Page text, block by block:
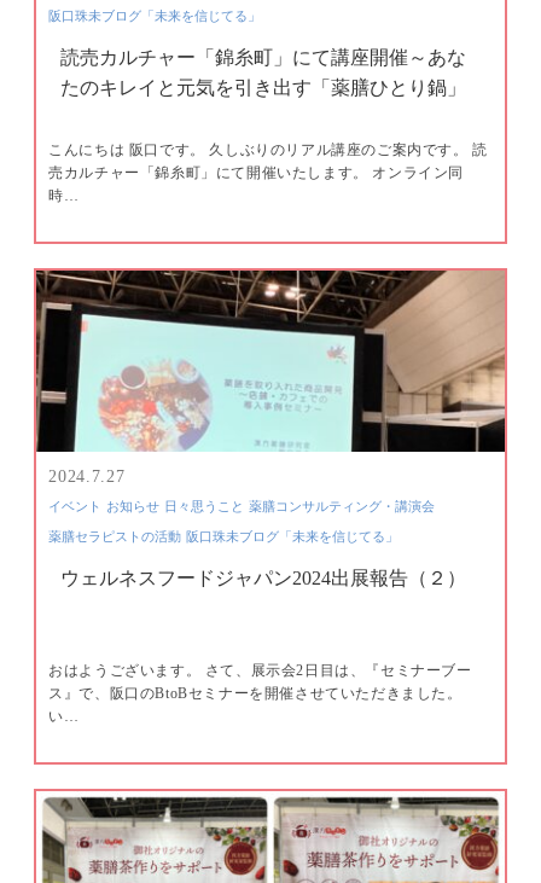
阪口珠未ブログ「未来を信じてる」
読売カルチャー「錦糸町」にて講座開催～あな
たのキレイと元気を引き出す「薬膳ひとり鍋」
こんにちは 阪口です。 久しぶりのリアル講座のご案内です。 読
売カルチャー「錦糸町」にて開催いたします。 オンライン同
時…
2024.7.27
イベント お知らせ 日々思うこと 薬膳コンサルティング・講演会
薬膳セラピストの活動 阪口珠未ブログ「未来を信じてる」
ウェルネスフードジャパン2024出展報告（２）
おはようございます。 さて、展示会2日目は、『セミナーブー
ス』で、阪口のBtoBセミナーを開催させていただきました。
い…